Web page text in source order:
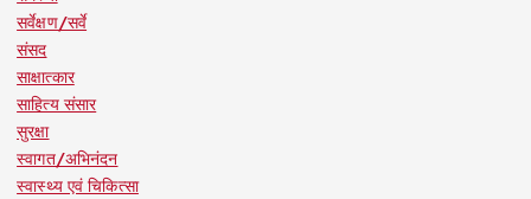
सर्वेक्षण/सर्वे
संसद
साक्षात्कार
साहित्य संसार
सुरक्षा
स्वागत/अभिनंदन
स्वास्थ्य एवं चिकित्सा